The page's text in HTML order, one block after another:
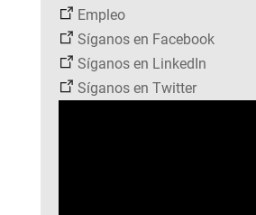
Empleo
Síganos en Facebook
Síganos en LinkedIn
Síganos en Twitter